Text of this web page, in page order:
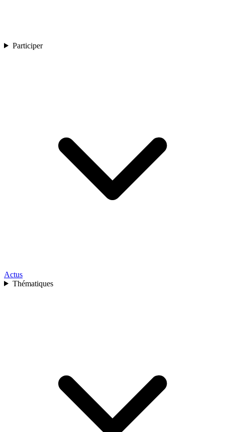
Participer
Actus
Thématiques